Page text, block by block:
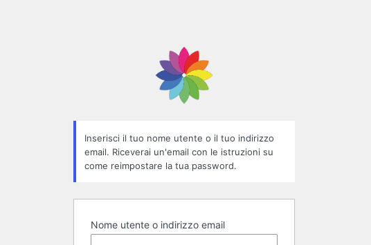
Inserisci il tuo nome utente o il tuo indirizzo
email. Riceverai un'email con le istruzioni su
come reimpostare la tua password.
Nome utente o indirizzo email